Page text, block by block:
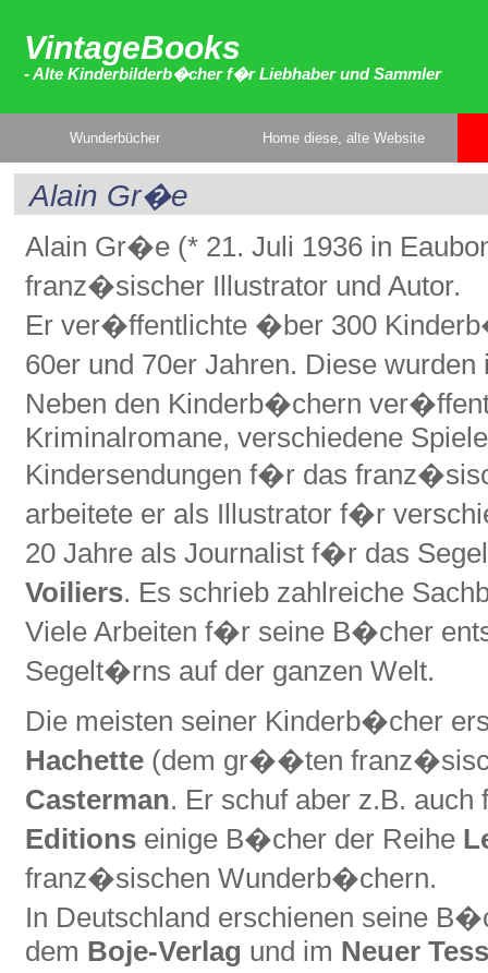
VintageBooks
- Alte Kinderbilderb�cher f�r Liebhaber und Sammler
Wunderbücher Home diese, alte Website
Alain Gr�e
Alain Gr�e (* 21. Juli 1936 in
franz�sischer Illustrator und Autor.
Er ver�ffentlichte �ber 300
60er und 70er Jahren. Diese
Neben den Kinderb�chern
Kriminalromane, verschiedene
Kindersendungen f�r das
arbeitete er als Illustrator f�r
20 Jahre als Journalist f�r das
Voiliers. Es schrieb zahlreiche
Viele Arbeiten f�r seine B�cher
Segelt�rns auf der ganzen Welt.
Die meisten seiner Kinderb�cher
Hachette (dem gr��ten
Casterman. Er schuf aber z.B.
Editions einige B�cher der Reihe
franz�sischen Wunderb�chern.
In Deutschland erschienen seine
dem Boje-Verlag und im Neuer